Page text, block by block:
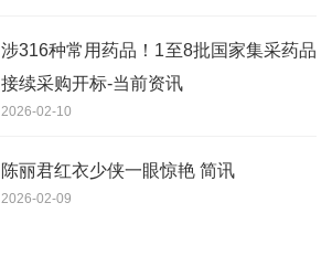
涉316种常用药品！1至8批国家集采药品
接续采购开标-当前资讯
2026-02-10
陈丽君红衣少侠一眼惊艳 简讯
2026-02-09